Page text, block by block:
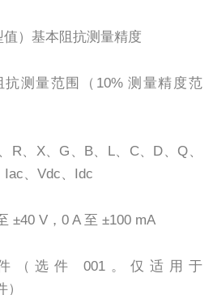
值）基本阻抗测量精度
抗测量范围（ 10%测量精度范
R、 X、 G 、 B、 L、 C、 D、 Q、
Iac、Vdc、 Idc
±40 V ，0 A至 ±100 mA
（选件 001 。仅适用于
）